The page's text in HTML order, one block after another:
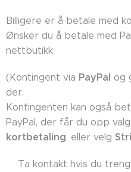
Billigere er å betale med
Ønsker du å betale med
nettbutikk
(Kontingent via PayPal og
der.
Kontingenten kan også
PayPal, der får du opp
kortbetaling, eller velg
👉🏼Ta kontakt hvis du